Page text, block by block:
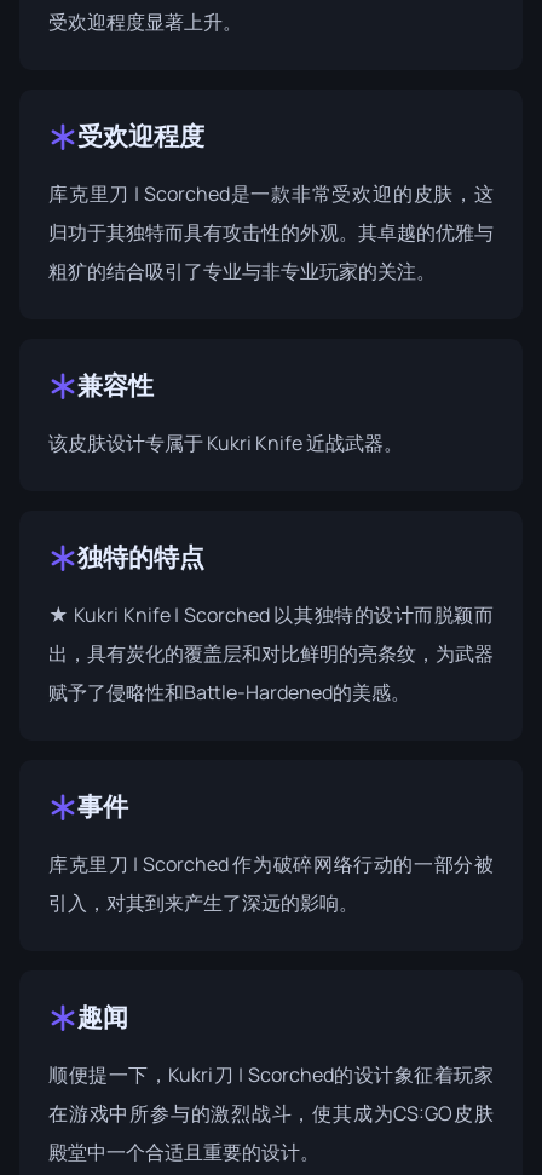
受欢迎程度显著上升。
受欢迎程度
库克里刀 | Scorched是一款非常受欢迎的皮肤，这
归功于其独特而具有攻击性的外观。其卓越的优雅与
粗犷的结合吸引了专业与非专业玩家的关注。
兼容性
该皮肤设计专属于 Kukri Knife 近战武器。
独特的特点
★ Kukri Knife | Scorched 以其独特的设计而脱颖而
出，具有炭化的覆盖层和对比鲜明的亮条纹，为武器
赋予了侵略性和Battle-Hardened的美感。
事件
库克里刀 | Scorched 作为破碎网络行动的一部分被
引入，对其到来产生了深远的影响。
趣闻
顺便提一下，Kukri刀 | Scorched的设计象征着玩家
在游戏中所参与的激烈战斗，使其成为CS:GO皮肤
殿堂中一个合适且重要的设计。